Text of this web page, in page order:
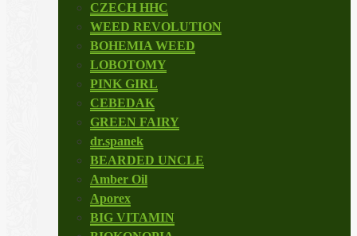
CZECH HHC
WEED REVOLUTION
BOHEMIA WEED
LOBOTOMY
PINK GIRL
CEBEDAK
GREEN FAIRY
dr.spanek
BEARDED UNCLE
Amber Oil
Aporex
BIG VITAMIN